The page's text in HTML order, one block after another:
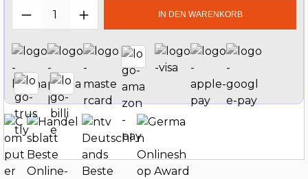
Produkt Anzahl: Gib denIN DEN WARENKORB